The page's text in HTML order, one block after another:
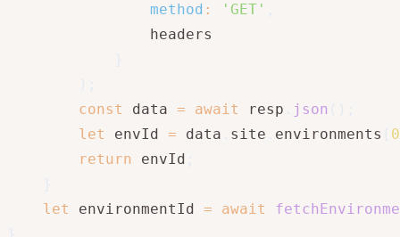
method : 'GET'
                headers
const
data = await resp json
let
envId = data site environments
0
return envId
let
environmentId = await